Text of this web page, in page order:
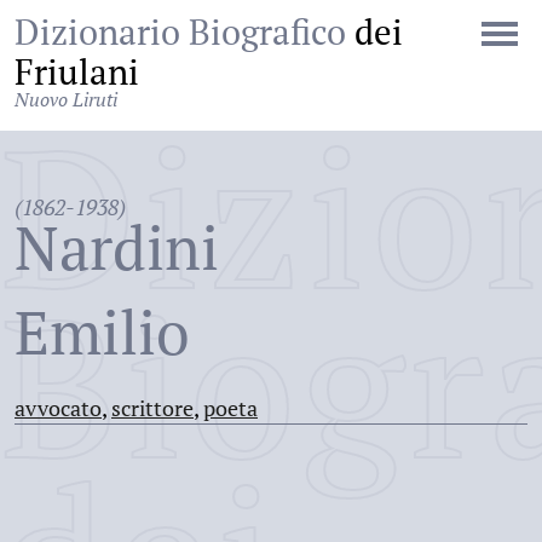
Dizionario Biografico dei
Friulani
Nuovo Liruti
(1862-1938)
Nardini
Emilio
avvocato, scrittore,poeta